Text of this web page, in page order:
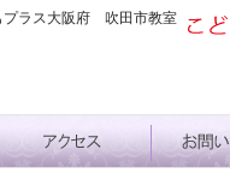
プラス大阪府 吹田市教室